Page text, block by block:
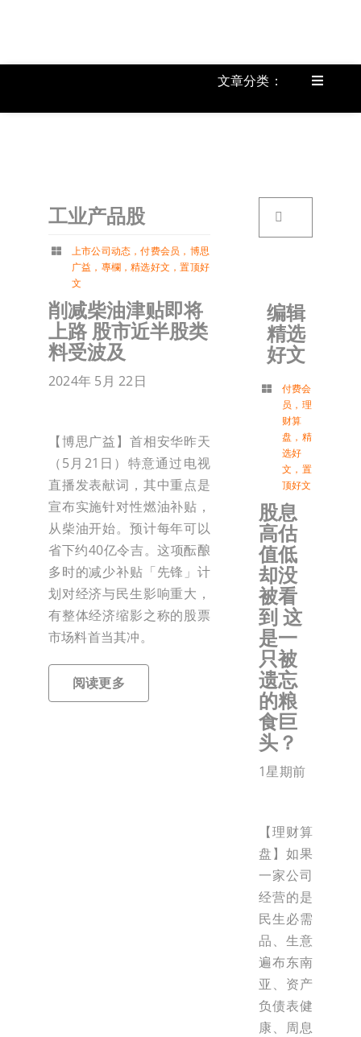
文章分类：
Toggle
工业产品股
上市公司动态 ，付费会员 ， 博思
广益 ， 專欄 ，精选好文 ，置顶好
文
削减柴油津贴即将
上路 股市近半股类
料受波及
2024年 5月 22日
【博思广益】首相安华昨天
（5月21日）特意通过电视
直播发表献词，其中重点是
宣布实施针对性燃油补贴，
从柴油开始。预计每年可以
省下约40亿令吉。这项酝酿
多时的减少补贴「先锋」计
划对经济与民生影响重大，
有整体经济缩影之称的股票
市场料首当其冲。
阅读更多
编辑
精选
好文
付费会
员 ， 理
财算
盘 ， 精
选好
文 ， 置
顶好文
股息
高估
值低
却没
被看
到 这
是一
只被
遗忘
的粮
食巨
头？
1星期前
【理财算
盘】如果
一家公司
经营的是
民生必需
品、生意
遍布东南
亚、资产
负债表健
康、周息